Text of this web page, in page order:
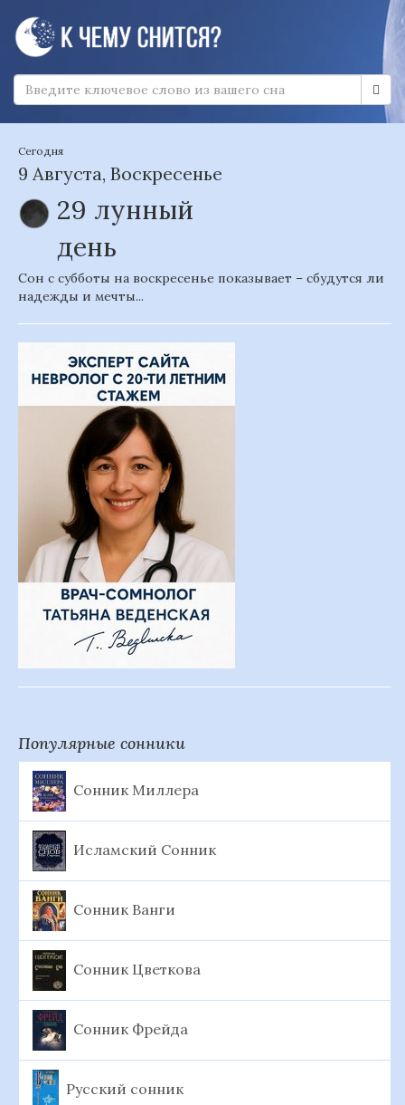
Сегодня
9 Августа, Воскресенье
29 лунный
день
Сон с субботы на воскресенье показывает – сбудутся ли
надежды и мечты...
Популярные сонники
Сонник Миллера
Исламский Сонник
Сонник Ванги
Сонник Цветкова
Сонник Фрейда
Русский сонник